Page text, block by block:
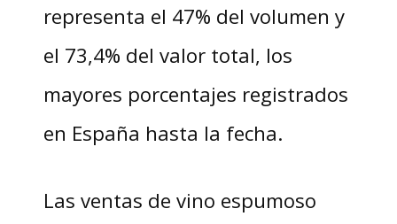
representa el 47% del volumen y
el 73,4% del valor total, los
mayores porcentajes registrados
en España hasta la fecha.
Las ventas de vino espumoso